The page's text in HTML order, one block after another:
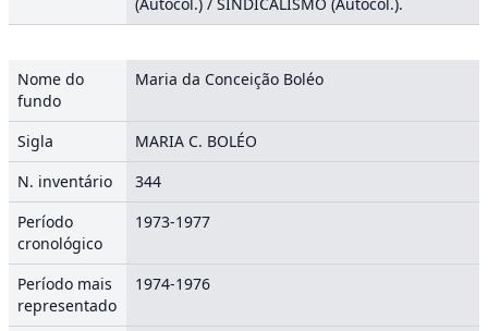
Nome do
fundo
Maria da Conceição Boléo
Sigla
MARIA C. BOLÉO
N. inventário
344
Período
cronológico
1973-1977
Período mais
representado
1974-1976